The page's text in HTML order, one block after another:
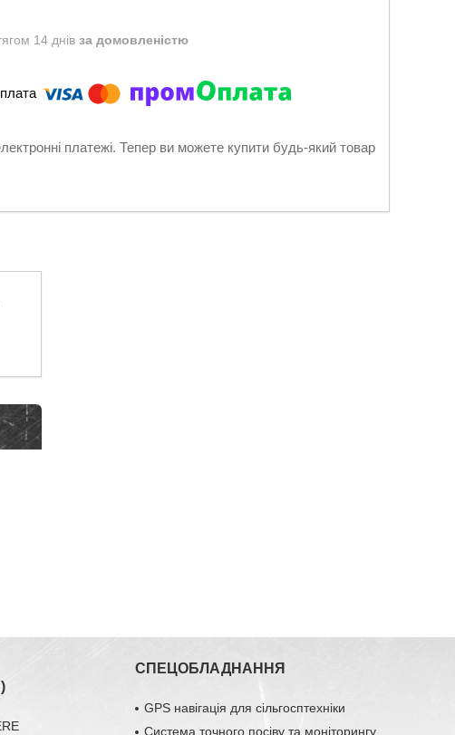
14 днів за домовленістю
платежі. Тепер ви можете купити будь-який товар
СПЕЦОБЛАДНАННЯ
GPS навігація для сільгосптехніки
Система точного посіву та моніторингу